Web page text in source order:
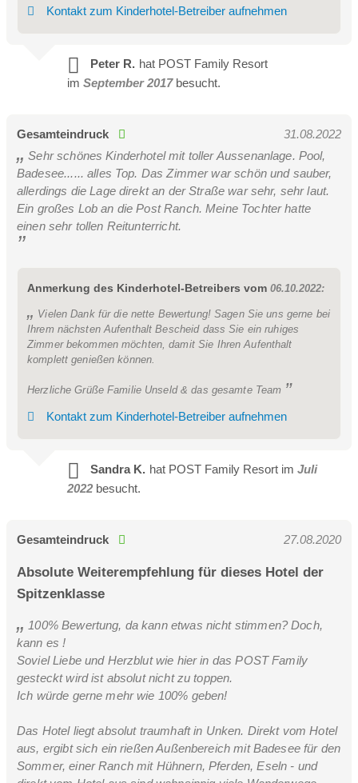
Sonnenblume Zimmer 35m²
2-4 Personen
Geräumiges Zimmer im Stammhaus
2-4 Personen
Geräumiges Zimmer im Stammhaus
Kontakt zum Kinderhotel-Betreiber aufnehmen
Peter R. hat POST Family Resort
im September 2017 besucht.
Gesamteindruck
31.08.2022
Sehr schönes Kinderhotel mit toller Aussenanlage. Pool,
Badesee...... alles Top. Das Zimmer war schön und sauber,
allerdings die Lage direkt an der Straße war sehr, sehr laut.
Ein großes Lob an die Post Ranch. Meine Tochter hatte
einen sehr tollen Reitunterricht.
Anmerkung des Kinderhotel-Betreibers vom 06.10.2022:
Vielen Dank für die nette Bewertung! Sagen Sie uns gerne bei
Ihrem nächsten Aufenthalt Bescheid dass Sie ein ruhiges
Zimmer bekommen möchten, damit Sie Ihren Aufenthalt
komplett genießen können.
Herzliche Grüße Familie Unseld & das gesamte Team
Kontakt zum Kinderhotel-Betreiber aufnehmen
Sandra K. hat POST Family Resort im Juli
2022 besucht.
Gesamteindruck 27.08.2020
Absolute Weiterempfehlung für dieses Hotel der
Spitzenklasse
100% Bewertung, da kann etwas nicht stimmen? Doch,
kann es !
Soviel Liebe und Herzblut wie hier in das POST Family
gesteckt wird ist absolut nicht zu toppen.
Ich würde gerne mehr wie 100% geben!
Das Hotel liegt absolut traumhaft in Unken. Direkt vom Hotel
aus, ergibt sich ein rießen Außenbereich mit Badesee für den
Sommer, einer Ranch mit Hühnern, Pferden, Eseln - und